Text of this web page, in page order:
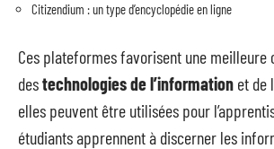
Citizendium : un type d’encyclopédie en ligne
Ces plateformes favorisent une meilleure
destechnologies de l’information et de
elles peuvent être utilisées pour
étudiants apprennent à discerner les